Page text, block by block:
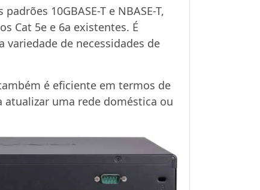
10GBASE-T e NBASE-T,
Cat 5e e 6a existentes. É
variedade de necessidades de
é eficiente em termos de
atualizar uma rede doméstica ou